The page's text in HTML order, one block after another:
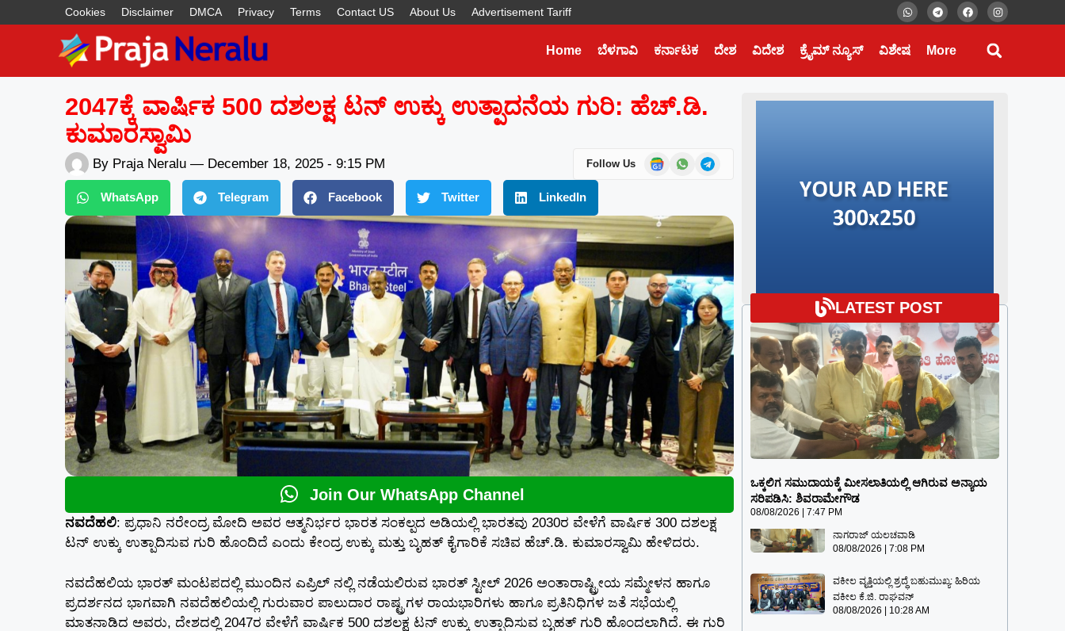
Cookies Disclaimer DMCA Privacy Terms Contact US About Us Advertisement Tariff
Home ಬೆಳಗಾವಿ ಕರ್ನಾಟಕ ದೇಶ ವಿದೇಶ ಕ್ರೈಮ್ ನ್ಯೂಸ್ ವಿಶೇಷ More
2047ಕ್ಕೆ ವಾರ್ಷಿಕ 500 ದಶಲಕ್ಷ ಟನ್ ಉಕ್ಕು ಉತ್ಪಾದನೆಯ ಗುರಿ: ಹೆಚ್‌.ಡಿ.
ಕುಮಾರಸ್ವಾಮಿ
By Praja Neralu — December 18, 2025 - 9:15 PM Follow Us
WhatsApp Telegram Facebook Twitter LinkedIn
Join Our WhatsApp Channel
ನವದೆಹಲಿ: ಪ್ರಧಾನಿ ನರೇಂದ್ರ ಮೋದಿ ಅವರ ಆತ್ಮನಿರ್ಭರ ಭಾರತ ಸಂಕಲ್ಪದ ಅಡಿಯಲ್ಲಿ ಭಾರತವು 2030ರ ವೇಳೆಗೆ ವಾರ್ಷಿಕ 300 ದಶಲಕ್ಷ
ಟನ್ ಉಕ್ಕು ಉತ್ಪಾದಿಸುವ ಗುರಿ ಹೊಂದಿದೆ ಎಂದು ಕೇಂದ್ರ ಉಕ್ಕು ಮತ್ತು ಬೃಹತ್‌ ಕೈಗಾರಿಕೆ ಸಚಿವ ಹೆಚ್.ಡಿ. ಕುಮಾರಸ್ವಾಮಿ ಹೇಳಿದರು.
ನವದೆಹಲಿಯ ಭಾರತ್‌ ಮಂಟಪದಲ್ಲಿ ಮುಂದಿನ ಎಪ್ರಿಲ್ ನಲ್ಲಿ ನಡೆಯಲಿರುವ ಭಾರತ್ ಸ್ಟೀಲ್ 2026 ಅಂತಾರಾಷ್ಟ್ರೀಯ ಸಮ್ಮೇಳನ ಹಾಗೂ
ಪ್ರದರ್ಶನದ ಭಾಗವಾಗಿ ನವದೆಹಲಿಯಲ್ಲಿ ಗುರುವಾರ ಪಾಲುದಾರ ರಾಷ್ಟ್ರಗಳ ರಾಯಭಾರಿಗಳು ಹಾಗೂ ಪ್ರತಿನಿಧಿಗಳ ಜತೆ ಸಭೆಯಲ್ಲಿ
ಮಾತನಾಡಿದ ಅವರು, ದೇಶದಲ್ಲಿ 2047ರ ವೇಳೆಗೆ ವಾರ್ಷಿಕ 500 ದಶಲಕ್ಷ ಟನ್ ಉಕ್ಕು ಉತ್ಪಾದಿಸುವ ಬೃಹತ್‌ ಗುರಿ ಹೊಂದಲಾಗಿದೆ. ಈ ಗುರಿ
LATEST POST
ಒಕ್ಕಲಿಗ ಸಮುದಾಯಕ್ಕೆ ಮೀಸಲಾತಿಯಲ್ಲಿ ಆಗಿರುವ ಅನ್ಯಾಯ
ಸರಿಪಡಿಸಿ: ಶಿವರಾಮೇಗೌಡ
08/08/2026 7:47 PM
ಒಕ್ಕಲಿಗ ಸಮುದಾಯಕ್ಕೆ ಮೀಸಲಾತಿಯಲ್ಲಿ
08/08/2026 7:47 PM
ನಾಗರಾಜ್ ಯಲಚವಾಡಿ
08/08/2026
7:08 PM
ವಕೀಲ ವೃತ್ತಿಯಲ್ಲಿ ಶ್ರದ್ಧೆ ಬಹುಮುಖ್ಯ: ಹಿರಿಯ
ವಕೀಲ ಕೆ.ಜಿ. ರಾಘವನ್
08/08/2026
10:28 AM
WhatsApp Later
Don’t Miss Out! Join Our
Get the latest news, updates, and exclusive
content delivered straight to your WhatsApp.
Join Now
Powered By KhushiHost